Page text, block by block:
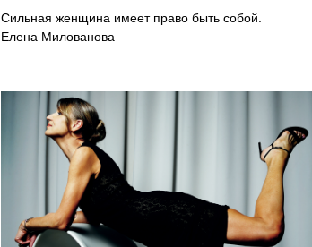
Сильная женщина имеет право быть собой.
Елена Милованова